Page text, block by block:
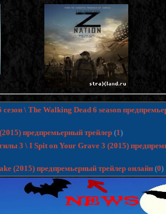
\ The Walking Dead 6 season
предпремьерный трейлер(1)
3 \ I Spit on Your Grave 3 (2015)
(2015) предпремьерный трейлер онлайн (0)